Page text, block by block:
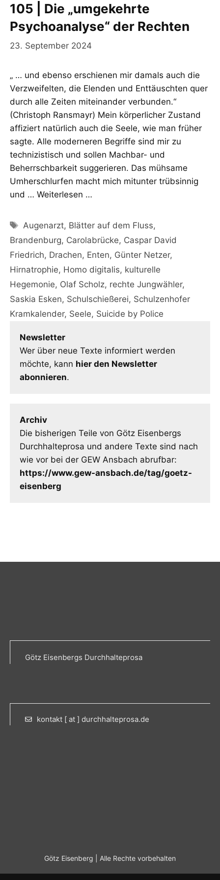
105 | Die „umgekehrte
Psychoanalyse“ der Rechten
23. September 2024
„ … und ebenso erschienen mir damals auch die
Verzweifelten, die Elenden und Enttäuschten quer
durch alle Zeiten miteinander verbunden.“
(Christoph Ransmayr) Mein körperlicher Zustand
affiziert natürlich auch die Seele, wie man früher
sagte. Alle moderneren Begriffe sind mir zu
technizistisch und sollen Machbar- und
Beherrschbarkeit suggerieren. Das mühsame
Umherschlurfen macht mich mitunter trübsinnig
und … Weiterlesen …
Schlagwörter
Augenarzt, Blätter auf dem Fluss,
Brandenburg, Carolabrücke, Caspar David
Friedrich, Drachen, Enten, Günter Netzer,
Hirnatrophie, Homo digitalis, kulturelle
Hegemonie, Olaf Scholz, rechte Jungwähler,
Saskia Esken, Schulschießerei, Schulzenhofer
Kramkalender, Seele, Suicide by Police
Newsletter
Wer über neue Texte informiert werden
möchte, kann hier den Newsletter
abonnieren.
Archiv
Die bisherigen Teile von Götz Eisenbergs
Durchhalteprosa und andere Texte sind nach
wie vor bei der GEW Ansbach abrufbar:
https://www.gew-ansbach.de/tag/goetz-
eisenberg
Götz Eisenbergs Durchhalteprosa
kontakt [ at ] durchhalteprosa.de
Götz Eisenberg | Alle Rechte vorbehalten